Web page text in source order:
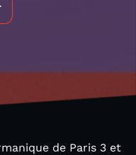
de Paris 3 et